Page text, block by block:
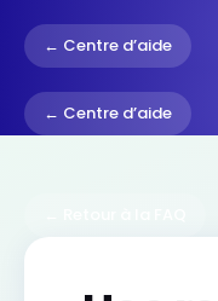
← Centre d’aide
← Centre d’aide